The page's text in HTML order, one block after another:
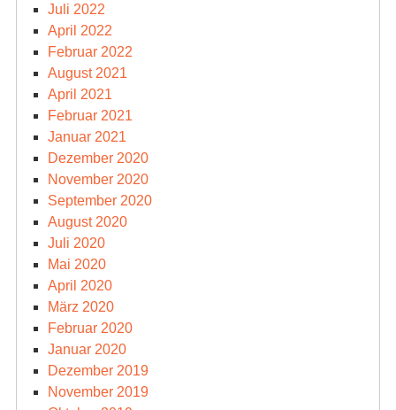
Juli 2022
April 2022
Februar 2022
August 2021
April 2021
Februar 2021
Januar 2021
Dezember 2020
November 2020
September 2020
August 2020
Juli 2020
Mai 2020
April 2020
März 2020
Februar 2020
Januar 2020
Dezember 2019
November 2019